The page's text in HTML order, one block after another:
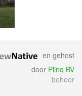
en gehost
door Plinq BV
beheer